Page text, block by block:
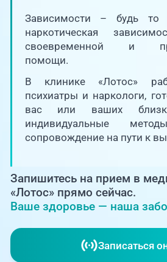
О клинике
Новости
Пациентам
PreventAGE
+7 (351) 220-00-03
+7 (351) 220-
Единая справочная
запись на прием
+7 (351) 220-
Центр амбулаторной
онкологической
+7 (7142) 927-
Справочный телефон
Зависимости – будь то
наркотическая
своевременной и
помощи.
В клинике «Лотос»
психиатры и наркологи,
вас или ваших
индивидуальные
сопровождение на пути к
Запишитесь на прием в
«Лотос» прямо сейчас.
Ваше здоровье — наша
Записаться